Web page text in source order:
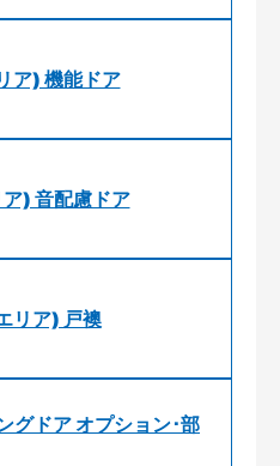
ア) 機能ドア
) 音配慮ドア
リア) 戸襖
ドア オプション･部